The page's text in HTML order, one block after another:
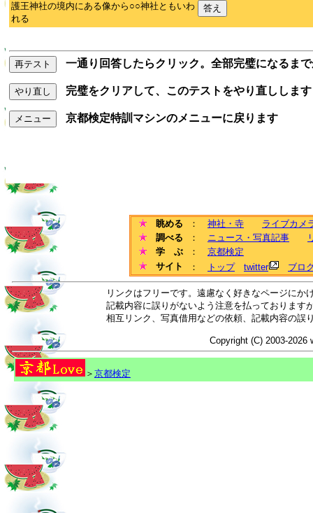
護王神社の境内にある像から○○神社ともいわ
れる
答え
再テスト 一通り回答したらクリック。全部完璧になるま
やり直し 完璧をクリアして、このテストをやり直しします
メニュー 京都検定特訓マシンのメニューに戻ります
眺める ： 神社・寺
ライブカメ
調べる
： ニュース・写真記事
学 ぶ
： 京都検定
サイト
： トップ twitter ブロ
リンクはフリーです。遠慮なく好きなページに
記載内容に誤りがないよう注意を払っております
相互リンク、写真借用などの依頼、記載内容の誤
Copyright (C) 2003-2026
＞ 京都検定